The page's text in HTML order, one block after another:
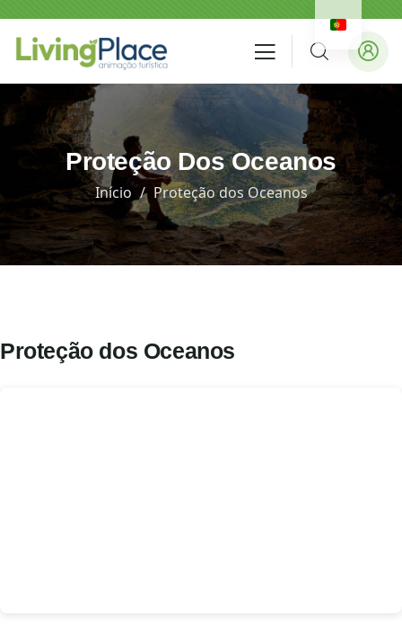
Proteção Dos Oceanos
Início Proteção dos Oceanos
Proteção dos Oceanos